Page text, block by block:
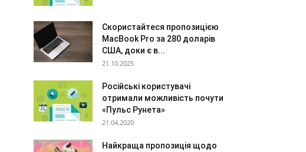
Скористайтеся пропозицією
MacBook Pro за 280 доларів
США, доки є в...
21.10.2025
Російські користувачі
отримали можливість почути
«Пульс Рунета»
21.04.2020
Найкраща пропозиція щодо